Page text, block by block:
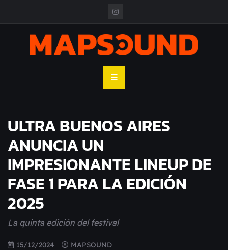
MAPSOUND
ULTRA BUENOS AIRES
ANUNCIA UN
IMPRESIONANTE LINEUP DE
FASE 1 PARA LA EDICIÓN
2025
La quinta edición del festival
15/12/2024 MAPSOUND